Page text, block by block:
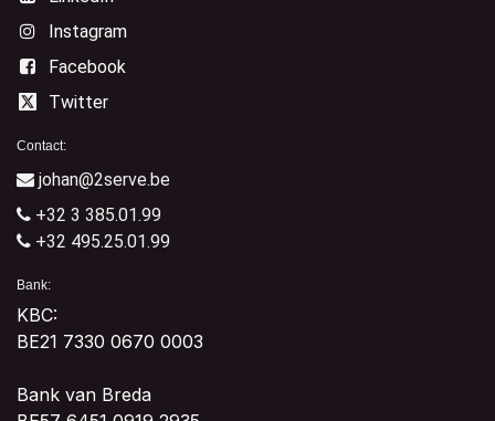
Instagram
Facebook
Twitter
Contact:
johan@2serve.be
+32 3 385.01.99
+32 495.25.01.99
Bank:
KBC:
BE21 7330 0670 0003
Bank van Breda